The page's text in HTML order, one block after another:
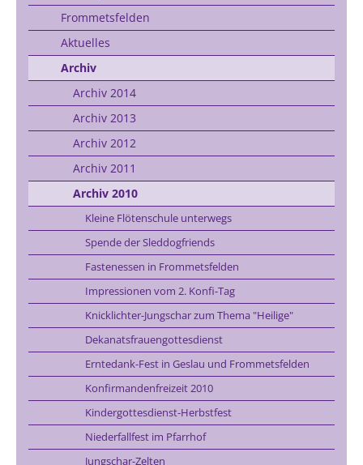
Frommetsfelden
Aktuelles
Archiv
Archiv 2014
Archiv 2013
Archiv 2012
Archiv 2011
Archiv 2010
Kleine Flötenschule unterwegs
Spende der Sleddogfriends
Fastenessen in Frommetsfelden
Impressionen vom 2. Konfi-Tag
Knicklichter-Jungschar zum Thema "Heilige"
Dekanatsfrauengottesdienst
Erntedank-Fest in Geslau und Frommetsfelden
Konfirmandenfreizeit 2010
Kindergottesdienst-Herbstfest
Niederfallfest im Pfarrhof
Jungschar-Zelten